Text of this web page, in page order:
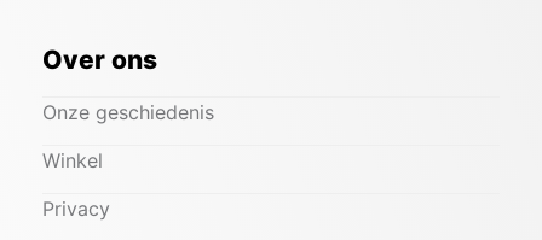
Over ons
Onze geschiedenis
Winkel
Privacy